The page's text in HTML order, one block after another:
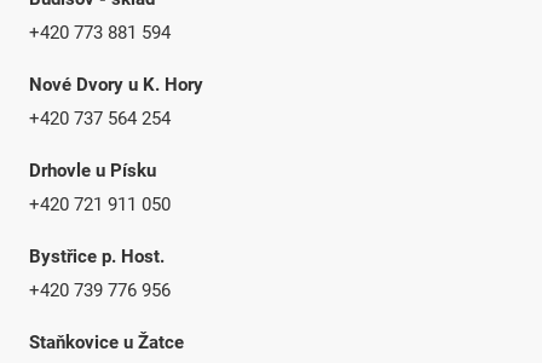
+420 773 881 594
Nové Dvory u K. Hory
+420 737 564 254
Drhovle u Písku
+420 721 911 050
Bystřice p. Host.
+420 739 776 956
Staňkovice u Žatce